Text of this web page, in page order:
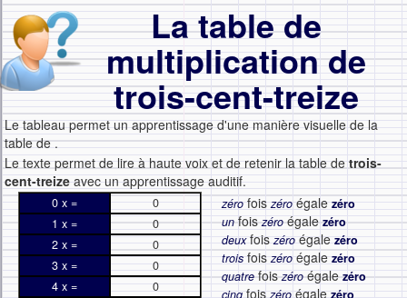
La table de
multiplication de
trois-cent-treize
Le tableau permet un apprentissage d'une manière visuelle de la
table de.
Le texte permet de lire à haute voix et de retenir la table detrois-
cent-treize avec un apprentissage auditif.
0 x =
0
1 x =
0
2 x =
0
3 x =
0
4 x =
0
zéro foiszéro égale zéro
unfoiszéroégalezéro
deuxfoiszéro égale zéro
trois foiszéro égale zéro
quatrefoiszéroégalezéro
cinq fois zéro égale zéro